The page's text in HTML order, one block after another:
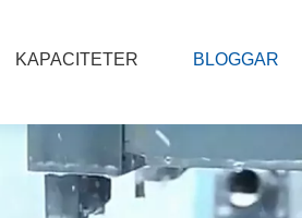
KAPACITETER BLOGGAR